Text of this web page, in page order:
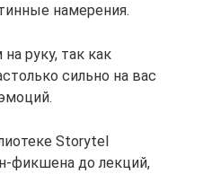
намерения.
руку, так как
сильно на вас
Storytel
фикшена до лекций,